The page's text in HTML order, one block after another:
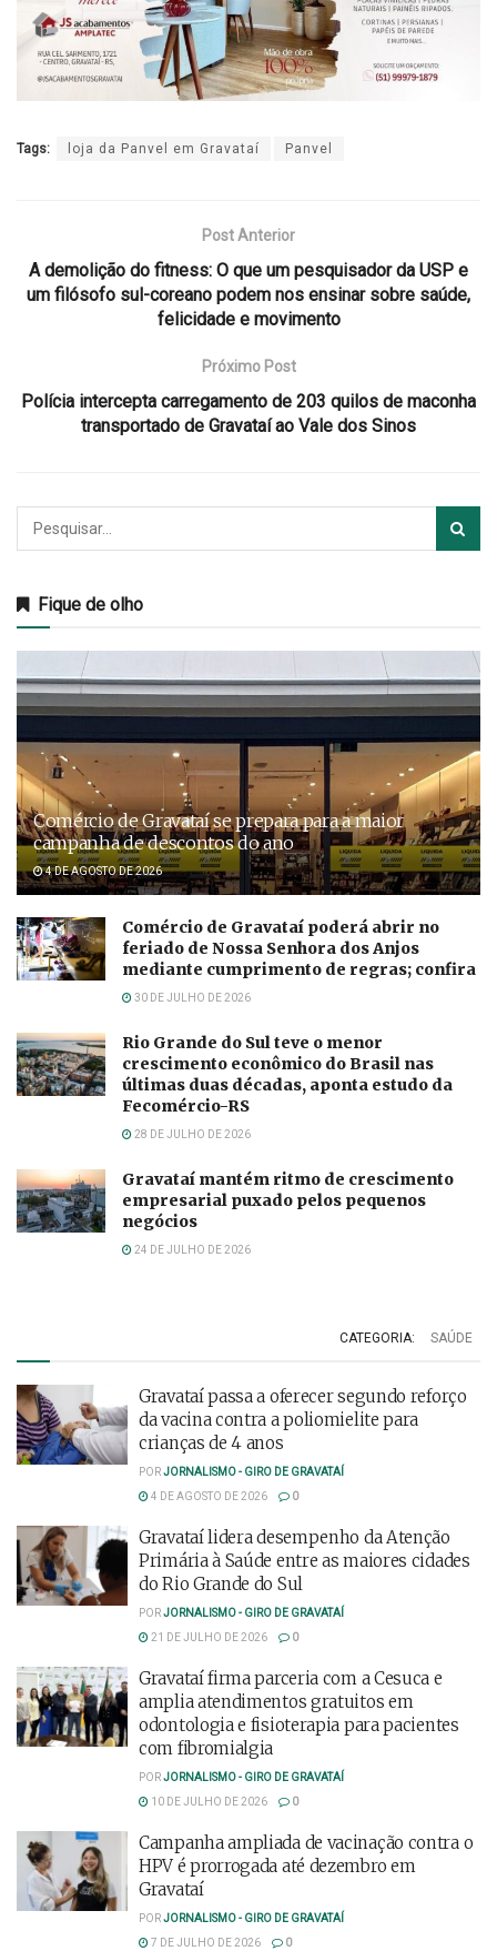
Tags: loja da Panvel em Gravataí Panvel
Post Anterior
A demolição do fitness: O que um pesquisador da USP e
um filósofo sul-coreano podem nos ensinar sobre saúde,
felicidade e movimento
Próximo Post
Polícia intercepta carregamento de 203 quilos de maconha
transportado de Gravataí ao Vale dos Sinos
Fique de olho
Comércio de Gravataí se prepara para a maior
campanha de descontos do ano
4 DE AGOSTO DE 2026
Comércio de Gravataí poderá abrir no
feriado de Nossa Senhora dos Anjos
mediante cumprimento de regras; confira
30 DE JULHO DE 2026
Rio Grande do Sul teve o menor
crescimento econômico do Brasil nas
últimas duas décadas, aponta estudo da
Fecomércio-RS
28 DE JULHO DE 2026
Gravataí mantém ritmo de crescimento
empresarial puxado pelos pequenos
negócios
24 DE JULHO DE 2026
CATEGORIA: SAÚDE
Gravataí passa a oferecer segundo reforço
da vacina contra a poliomielite para
crianças de 4 anos
PORJORNALISMO - GIRO DE GRAVATAÍ
4 DE AGOSTO DE 2026
0
Gravataí lidera desempenho da Atenção
Primária à Saúde entre as maiores cidades
do Rio Grande do Sul
PORJORNALISMO - GIRO DE GRAVATAÍ
21 DE JULHO DE 2026
0
Gravataí firma parceria com a Cesuca e
amplia atendimentos gratuitos em
odontologia e fisioterapia para pacientes
com fibromialgia
PORJORNALISMO - GIRO DE GRAVATAÍ
10 DE JULHO DE 2026
0
Campanha ampliada de vacinação contra o
HPV é prorrogada até dezembro em
Gravataí
PORJORNALISMO - GIRO DE GRAVATAÍ
7 DE JULHO DE 2026
0